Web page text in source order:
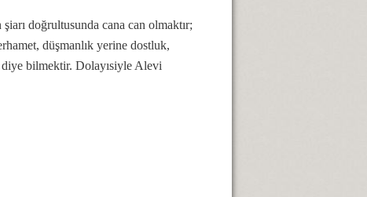
doğrultusunda cana can olmaktır;
düşmanlık yerine dostluk,
bilmektir. Dolayısiyle Alevi